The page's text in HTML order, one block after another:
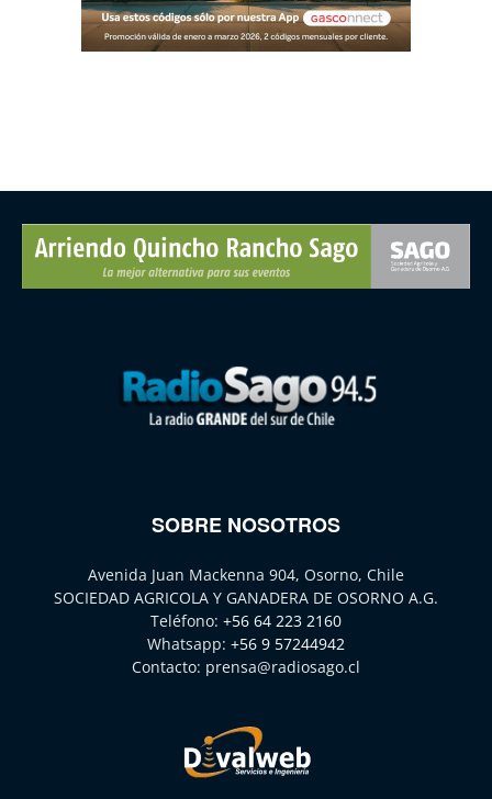
SOBRE NOSOTROS
Avenida Juan Mackenna 904, Osorno, Chile
SOCIEDAD AGRICOLA Y GANADERA DE OSORNO A.G.
Teléfono: +56 64 223 2160
Whatsapp: +56 9 57244942
Contacto: prensa@radiosago.cl